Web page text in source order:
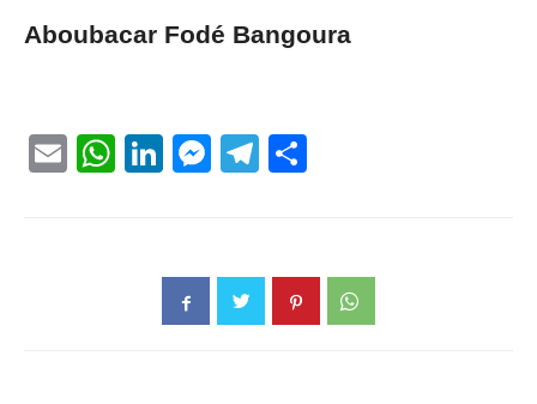
Aboubacar Fodé Bangoura
EmailWhatsApp
LinkedIn
Messenger
Telegram